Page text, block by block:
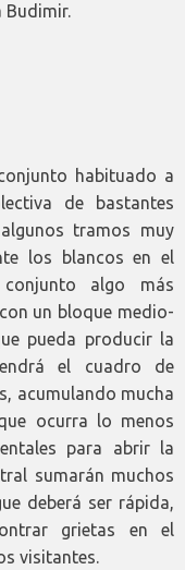
Budimir.
habituado a
de bastantes
tramos muy
los blancos en el
algo más
un bloque medio-
pueda producir la
el cuadro de
acumulando mucha
ocurra lo menos
para abrir la
sumarán muchos
deberá ser rápida,
grietas en el
visitantes.